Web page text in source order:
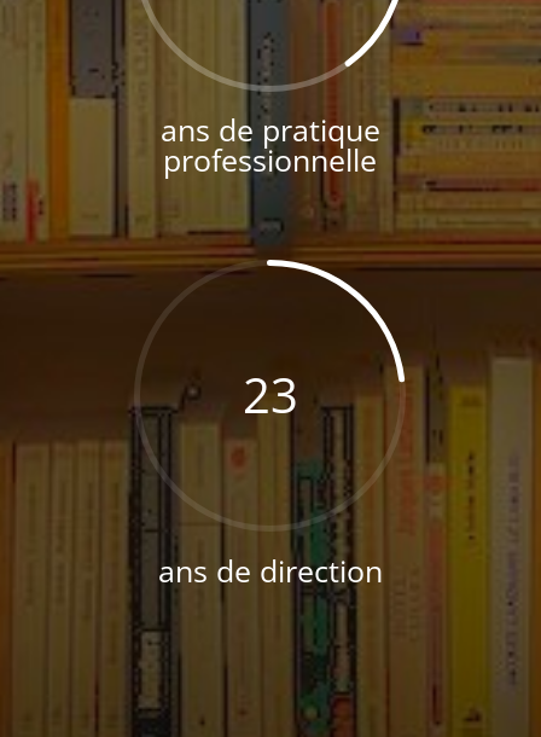
ans de pratique
professionnelle
23
ans de direction